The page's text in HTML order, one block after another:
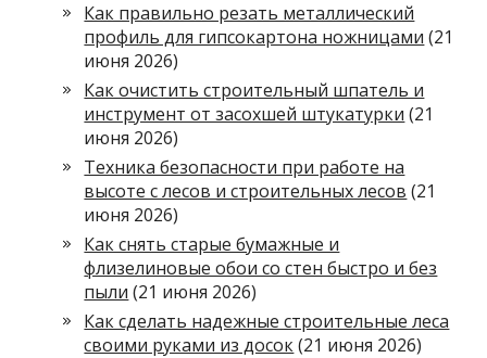
Как правильно резать металлический
профиль для гипсокартона ножницами (21
июня 2026)
Как очистить строительный шпатель и
инструмент от засохшей штукатурки (21
июня 2026)
Техника безопасности при работе на
высоте с лесов и строительных лесов (21
июня 2026)
Как снять старые бумажные и
флизелиновые обои со стен быстро и без
пыли (21 июня 2026)
Как сделать надежные строительные леса
своими руками из досок (21 июня 2026)